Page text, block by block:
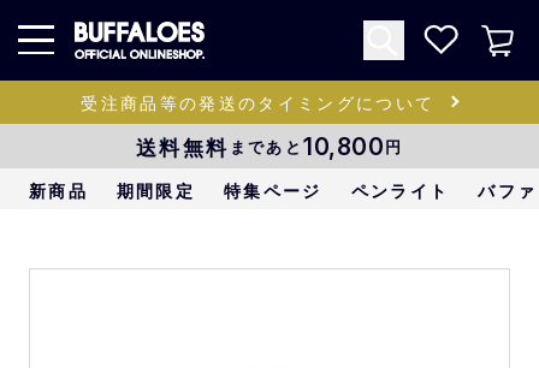
受注商品等の発送のタイミングについて
送料無料 まであと 10,800円
新商品 期間限定 特集ページ ペンライト バフ